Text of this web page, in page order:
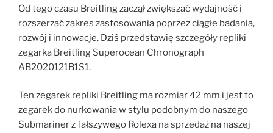
Od tego czasu Breitling zaczął zwiększać wydajność i
rozszerzać zakres zastosowania poprzez ciągłe badania,
rozwój i innowacje. Dziś przedstawię szczegóły repliki
zegarka Breitling Superocean Chronograph
AB2020121B1S1.
Ten zegarek repliki Breitling ma rozmiar 42 mm i jest to
zegarek do nurkowania w stylu podobnym do naszego
Submariner z fałszywego Rolexa na sprzedaż na naszej